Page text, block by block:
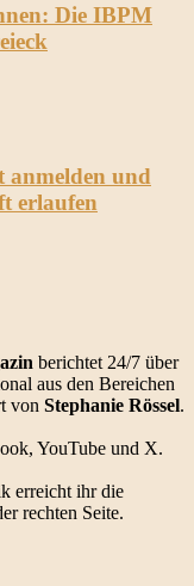
Die IBPM
anmelden und
erlaufen
berichtet 24/7 über
aus den Bereichen
von Stephanie Rössel.
YouTube und X.
erreicht ihr die
rechten Seite.